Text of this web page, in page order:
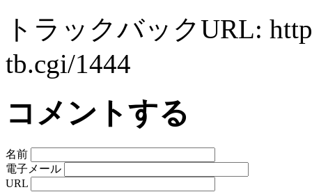
トラックバックURL:
tb.cgi/1444
コメントする
名前
電子メール
URL